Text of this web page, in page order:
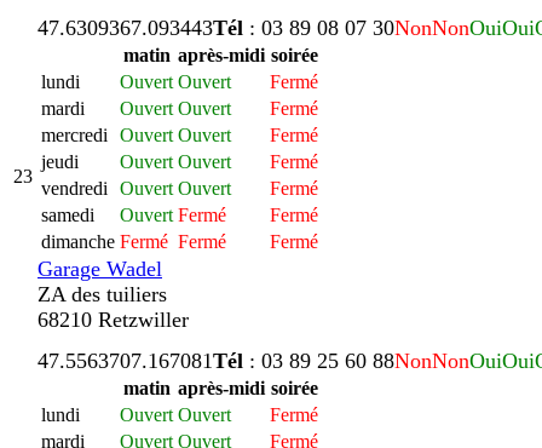
23
47.6309367.093443Tél : 03 89 08 07 30NonNonOuiOui
matin après-midi soirée
lundi
Ouvert Ouvert
Fermé
mardi
Ouvert Ouvert
Fermé
mercredi
Ouvert Ouvert
Fermé
jeudi
Ouvert Ouvert
Fermé
vendredi
Ouvert Ouvert
Fermé
samedi
Ouvert Fermé
Fermé
dimanche Fermé Fermé Fermé
Garage Wadel
ZA des tuiliers
68210 Retzwiller
47.5563707.167081Tél : 03 89 25 60 88NonNonOuiOui
matin après-midi soirée
lundi
Ouvert Ouvert
Fermé
mardi
Ouvert Ouvert Fermé